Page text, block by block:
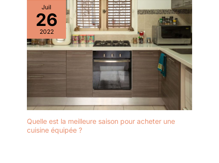
Juil
26
2022
Quelle est la meilleure saison pour acheter une
cuisine équipée ?